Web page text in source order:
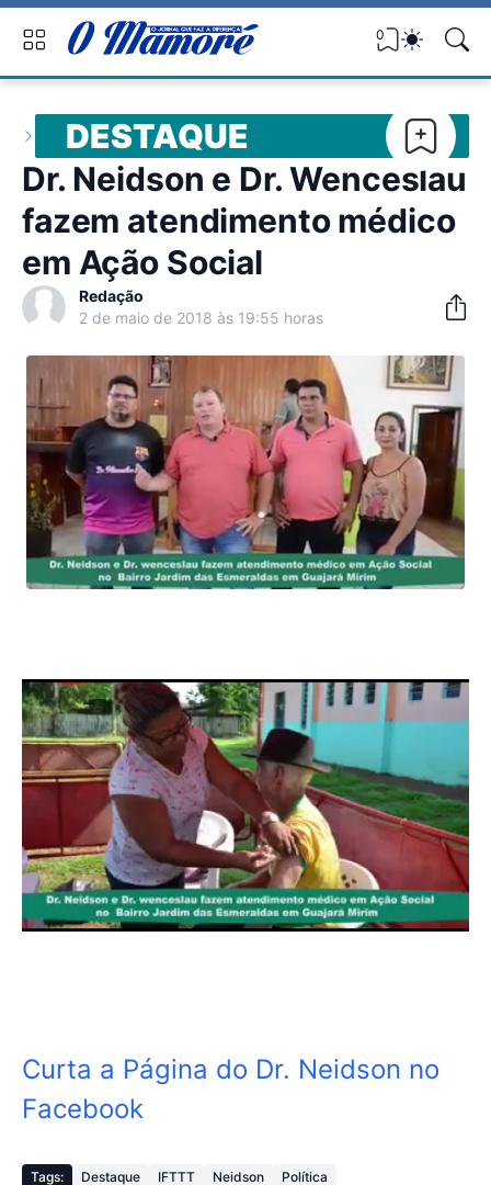
0
DESTAQUE
Dr. Neidson e Dr. Wenceslau
fazem atendimento médico
em Ação Social
Redação
2 de maio de 2018 às 19:55 horas
Curta a Página do Dr. Neidson no
Facebook
Tags: Destaque IFTTT Neidson Política